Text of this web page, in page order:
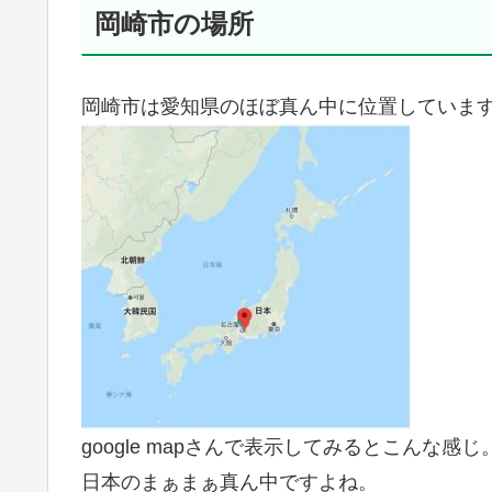
岡崎市の場所
岡崎市は愛知県のほぼ真ん中に位置していま
google mapさんで表示してみるとこんな感じ
日本のまぁまぁ真ん中ですよね。